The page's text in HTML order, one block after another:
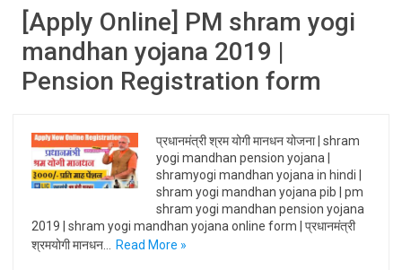
[Apply Online] PM shram yogi
mandhan yojana 2019 |
Pension Registration form
प्रधानमंत्री श्रम योगी मानधन योजना | shram
yogi mandhan pension yojana |
shramyogi mandhan yojana in hindi |
shram yogi mandhan yojana pib | pm
shram yogi mandhan pension yojana
2019 | shram yogi mandhan yojana online form | प्रधानमंत्री
श्रमयोगी मानधन…
Read More »